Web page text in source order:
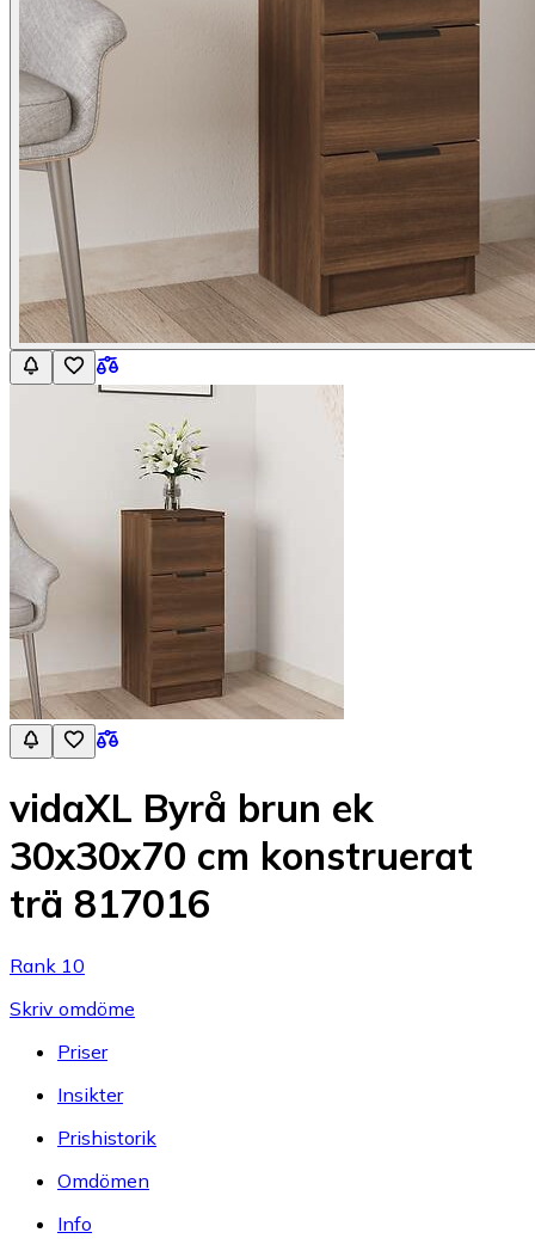
vidaXL Byrå brun ek
30x30x70 cm konstruerat
trä 817016
Rank 10
Skriv omdöme
Priser
Insikter
Prishistorik
Omdömen
Info